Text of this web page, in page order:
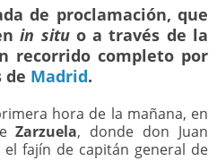
de proclamación, que
in situo a través de la
recorrido completo por
de Madrid.
hora de la mañana, en
Zarzuela, donde don Juan
el fajín de capitán general de